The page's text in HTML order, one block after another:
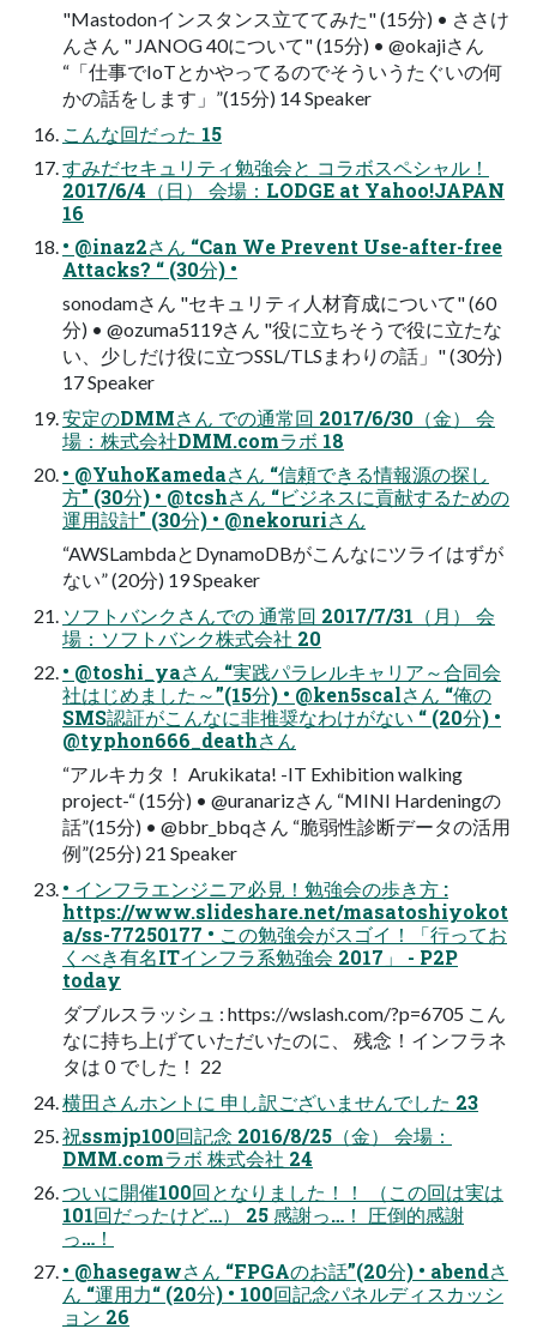
"Mastodonインスタンス立ててみた" (15分) • ささけ
んさん " JANOG 40について" (15分) • @okajiさん
“「仕事でIoTとかやってるのでそういうたぐいの何
かの話をします」”(15分) 14 Speaker
こんな回だった 15
すみだセキュリティ勉強会と コラボスペシャル！
2017/6/4（日） 会場：LODGE at Yahoo!JAPAN
16
• @inaz2さん “Can We Prevent Use-after-free
Attacks? “ (30分) •
sonodamさん "セキュリティ人材育成について" (60
分) • @ozuma5119さん "役に立ちそうで役に立たな
い、少しだけ役に立つSSL/TLSまわりの話」" (30分)
17 Speaker
安定のDMMさん での通常回 2017/6/30（金） 会
場：株式会社DMM.comラボ 18
• @YuhoKamedaさん “信頼できる情報源の探し
方" (30分) • @tcshさん “ビジネスに貢献するための
運用設計" (30分) • @nekoruriさん
“AWSLambdaとDynamoDBがこんなにツライはずが
ない” (20分) 19 Speaker
ソフトバンクさんでの 通常回 2017/7/31（月） 会
場：ソフトバンク株式会社 20
• @toshi_yaさん “実践パラレルキャリア～合同会
社はじめました～”(15分) • @ken5scalさん “俺の
SMS認証がこんなに非推奨なわけがない “ (20分) •
@typhon666_deathさん
“アルキカタ！ Arukikata! -IT Exhibition walking
project-“ (15分) • @uranarizさん “MINI Hardeningの
話”(15分) • @bbr_bbqさん “脆弱性診断データの活用
例”(25分) 21 Speaker
• インフラエンジニア必見！勉強会の歩き方 :
https://www.slideshare.net/masatoshiyokot
a/ss-77250177 • この勉強会がスゴイ！「行ってお
くべき有名ITインフラ系勉強会 2017」 - P2P
today
ダブルスラッシュ : https://wslash.com/?p=6705 こん
なに持ち上げていただいたのに、 残念！インフラネ
タは０でした！ 22
横田さんホントに 申し訳ございませんでした 23
祝ssmjp100回記念 2016/8/25（金） 会場：
DMM.comラボ 株式会社 24
ついに開催100回となりました！！ （この回は実は
101回だったけど…） 25 感謝っ…！ 圧倒的感謝
っ…！
• @hasegawさん “FPGAのお話”(20分) • abendさ
ん “運用力“ (20分) • 100回記念パネルディスカッシ
ョン 26